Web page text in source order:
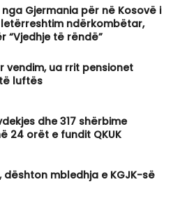
Gjermania për në Kosovë i
ndërkombëtar,
“Vjedhje të rëndë”
vendim, ua rrit pensionet
luftës
dhe 317 shërbime
24 orët e fundit QKUK
dështon mbledhja e KGJK-së